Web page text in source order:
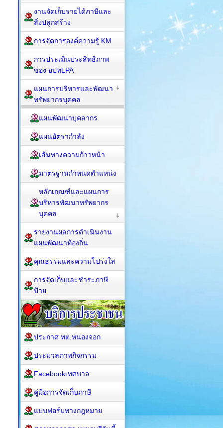
งานจัดเก็บรายได้ภาษีและ
สิ่งปลูกสร้าง
การจัดการองค์ความรู้ KM
การประเมินประสิทธิภาพ
ของ อปทLPA
แผนการบริหารและพัฒนา
ทรัพยากรบุคคล
แผนพัฒนาบุคลากร
แผนอัตรากำลัง
เส้นทางความก้าวหน้า
มาตรฐานกำหนดตำแหน่ง
หลักเกณฑ์และแผนการ
บริหารพัฒนาทรัพยากร
บุคคล
รายงานผลการดำเนินงาน
แผนพัฒนาท้องถิ่น
คุณธรรมและความโปร่งใส
การจัดเก็บและชำระภาษี
ป้าย
ประกาศ ทต.หนองจอก
ประมวลภาพกิจกรรม
Facebookเทศบาล
คู่มือการจัดเก็บภาษี
แบบฟอร์มทางกฎหมาย